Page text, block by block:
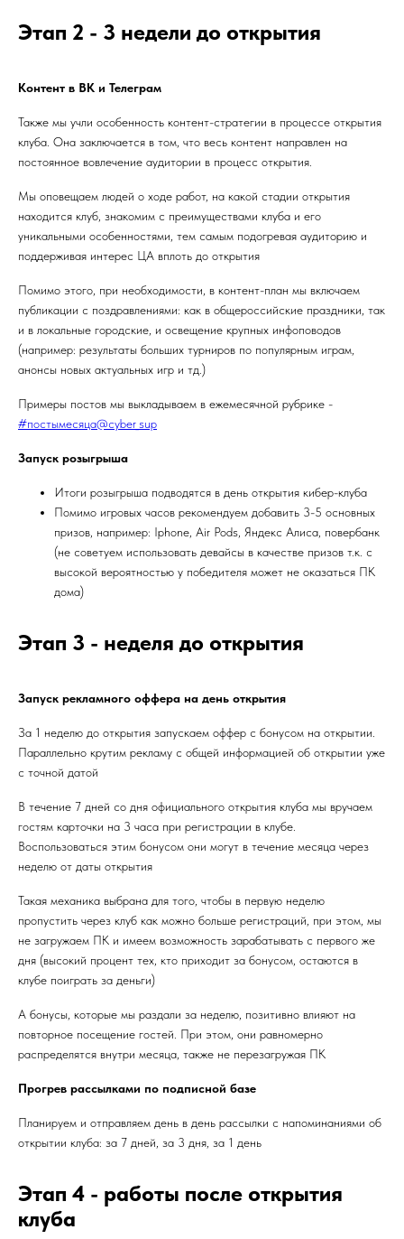
Этап 2 - 3 недели до открытия
Контент в ВК и Телеграм
Также мы учли особенность контент-стратегии в процессе открытия
клуба. Она заключается в том, что весь контент направлен на
постоянное вовлечение аудитории в процесс открытия.
Мы оповещаем людей о ходе работ, на какой стадии открытия
находится клуб, знакомим с преимуществами клуба и его
уникальными особенностями, тем самым подогревая аудиторию и
поддерживая интерес ЦА вплоть до открытия
Помимо этого, при необходимости, в контент-план мы включаем
публикации с поздравлениями: как в общероссийские праздники, так
и в локальные городские, и освещение крупных инфоповодов
(например: результаты больших турниров по популярным играм,
анонсы новых актуальных игр и тд.)
Примеры постов мы выкладываем в ежемесячной рубрике -
#постымесяца@cyber_sup
Запуск розыгрыша
Итоги розыгрыша подводятся в день открытия кибер-клуба
Помимо игровых часов рекомендуем добавить 3-5 основных
призов, например: Iphone, Air Pods, Яндекс Алиса, повербанк
(не советуем использовать девайсы в качестве призов т.к. с
высокой вероятностью у победителя может не оказаться ПК
дома)
Этап 3 - неделя до открытия
Запуск рекламного оффера на день открытия
За 1 неделю до открытия запускаем оффер с бонусом на открытии.
Параллельно крутим рекламу с общей информацией об открытии уже
с точной датой
В течение 7 дней со дня официального открытия клуба мы вручаем
гостям карточки на 3 часа при регистрации в клубе.
Воспользоваться этим бонусом они могут в течение месяца через
неделю от даты открытия
Такая механика выбрана для того, чтобы в первую неделю
пропустить через клуб как можно больше регистраций, при этом, мы
не загружаем ПК и имеем возможность зарабатывать с первого же
дня (высокий процент тех, кто приходит за бонусом, остаются в
клубе поиграть за деньги)
А бонусы, которые мы раздали за неделю, позитивно влияют на
повторное посещение гостей. При этом, они равномерно
распределятся внутри месяца, также не перезагружая ПК
Прогрев рассылками по подписной базе
Планируем и отправляем день в день рассылки с напоминаниями об
открытии клуба: за 7 дней, за 3 дня, за 1 день
Этап 4 - работы после открытия
клуба